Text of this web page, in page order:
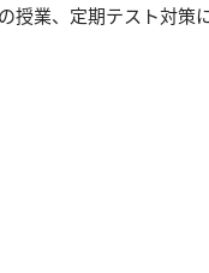
授業、定期テスト対策